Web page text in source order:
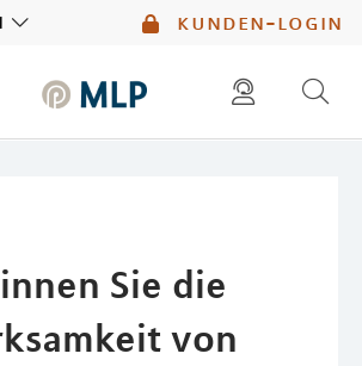
kunden-login
Sie die
von